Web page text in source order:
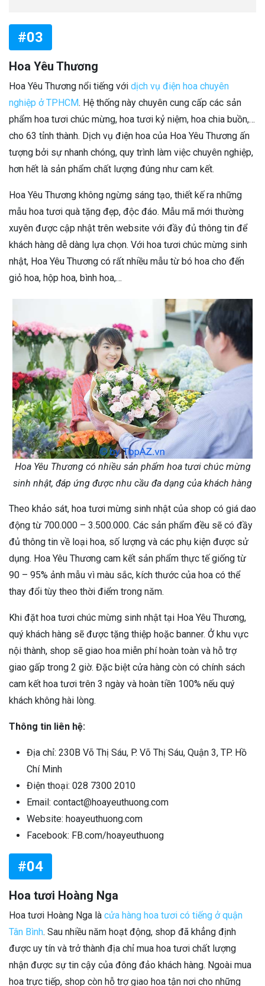
#03
Hoa Yêu Thương
Hoa Yêu Thương nổi tiếng với dịch vụ điện hoa chuyên
nghiệp ở TPHCM. Hệ thống này chuyên cung cấp các sản
phẩm hoa tươi chúc mừng, hoa tươi kỷ niệm, hoa chia buồn,…
cho 63 tỉnh thành. Dịch vụ điện hoa của Hoa Yêu Thương ấn
tượng bởi sự nhanh chóng, quy trình làm việc chuyên nghiệp,
hơn hết là sản phẩm chất lượng đúng như cam kết.
Hoa Yêu Thương không ngừng sáng tạo, thiết kế ra những
mẫu hoa tươi quà tặng đẹp, độc đáo. Mẫu mã mới thường
xuyên được cập nhật trên website với đầy đủ thông tin để
khách hàng dễ dàng lựa chọn. Với hoa tươi chúc mừng sinh
nhật, Hoa Yêu Thương có rất nhiều mẫu từ bó hoa cho đến
giỏ hoa, hộp hoa, bình hoa,…
Hoa Yêu Thương có nhiều sản phẩm hoa tươi chúc mừng
sinh nhật, đáp ứng được nhu cầu đa dạng của khách hàng
Theo khảo sát, hoa tươi mừng sinh nhật của shop có giá dao
động từ 700.000 – 3.500.000. Các sản phẩm đều sẽ có đầy
đủ thông tin về loại hoa, số lượng và các phụ kiện được sử
dụng. Hoa Yêu Thương cam kết sản phẩm thực tế giống từ
90 – 95% ảnh mẫu vì màu sắc, kích thước của hoa có thể
thay đổi tùy theo thời điểm trong năm.
Khi đặt hoa tươi chúc mừng sinh nhật tại Hoa Yêu Thương,
quý khách hàng sẽ được tặng thiệp hoặc banner. Ở khu vực
nội thành, shop sẽ giao hoa miễn phí hoàn toàn và hỗ trợ
giao gấp trong 2 giờ. Đặc biệt cửa hàng còn có chính sách
cam kết hoa tươi trên 3 ngày và hoàn tiền 100% nếu quý
khách không hài lòng.
Thông tin liên hệ:
Địa chỉ: 230B Võ Thị Sáu, P. Võ Thị Sáu, Quận 3, TP. Hồ
Chí Minh
Điện thoại: 028 7300 2010
Email: contact@hoayeuthuong.com
Website: hoayeuthuong.com
Facebook: FB.com/hoayeuthuong
#04
Hoa tươi Hoàng Nga
Hoa tươi Hoàng Nga là cửa hàng hoa tươi có tiếng ở quận
Tân Bình. Sau nhiều năm hoạt động, shop đã khẳng định
được uy tín và trở thành địa chỉ mua hoa tươi chất lượng
nhận được sự tin cậy của đông đảo khách hàng. Ngoài mua
hoa trực tiếp, shop còn hỗ trợ giao hoa tận nơi cho những